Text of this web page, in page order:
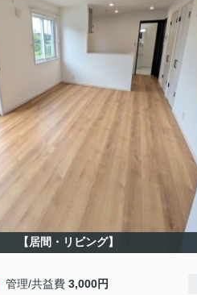
【居間・リビング】
管理/共益費 3,000円